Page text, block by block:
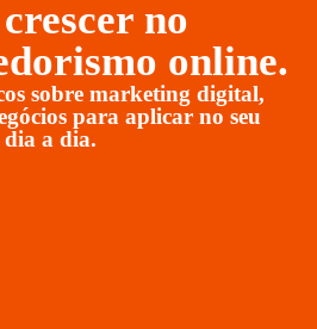
no
online.
sobre marketing digital,
para aplicar no seu
dia a dia.